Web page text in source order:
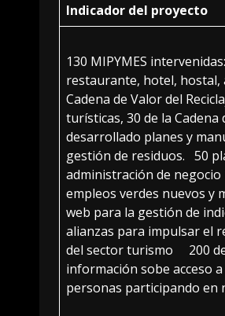
Indicador del proyecto
130 MIPYMES
restaurante, hotel, hostal,
Cadena de Valor del
turísticas, 30 de la Cadena
desarrollado planes y
gestión de residuos. 50
administración de
empleos verdes nuevos
web para la gestión de
alianzas para impulsar el
del sector turismo 200 de
información sobe acceso
personas participando en